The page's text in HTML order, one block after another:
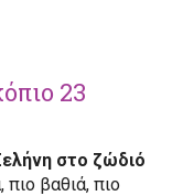
23
στο ζώδιό
πιο βαθιά, πιο